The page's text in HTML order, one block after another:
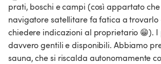
prati, boschi e campi (così appartato
navigatore satellitare fa fatica a trovarlo
chiedere indicazioni al proprietario 😁).
davvero gentili e disponibili. Abbiamo
sauna, che si riscalda autonomamente